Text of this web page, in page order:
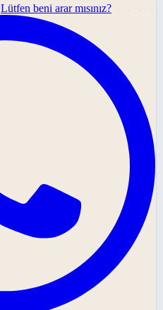
Lütfen beni arar mısınız?